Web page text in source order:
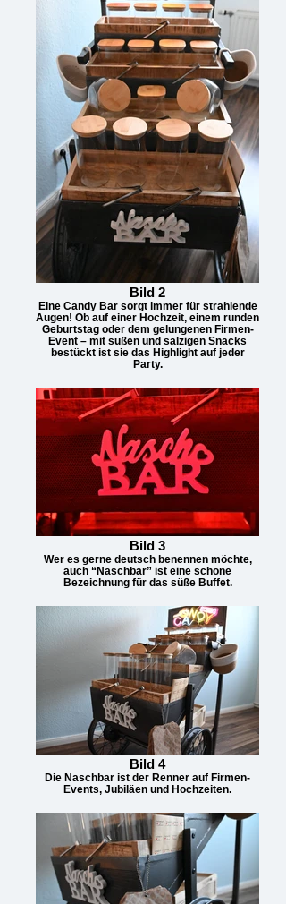
Bild 2
Eine Candy Bar sorgt immer für strahlende
Augen! Ob auf einer Hochzeit, einem runden
Geburtstag oder dem gelungenen Firmen-
Event – mit süßen und salzigen Snacks
bestückt ist sie das Highlight auf jeder
Party.
Bild 3
Wer es gerne deutsch benennen möchte,
auch “Naschbar” ist eine schöne
Bezeichnung für das süße Buffet.
Bild 4
Die Naschbar ist der Renner auf Firmen-
Events, Jubiläen und Hochzeiten.